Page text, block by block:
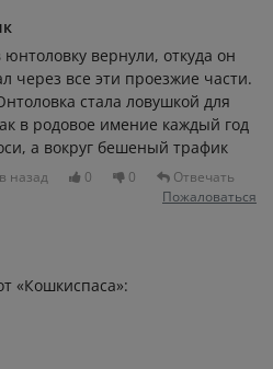
вернули, откуда он
через все эти проезжие части.
стала ловушкой для
в родовое имение каждый год
а вокруг бешеный трафик
назад 0 0
Отвечать
Пожаловаться
«Кошкиспаса»: